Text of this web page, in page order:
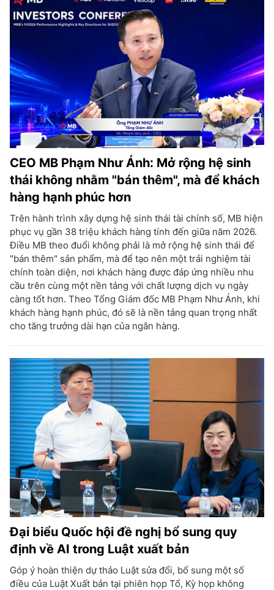
CEO MB Phạm Như Ánh: Mở rộng hệ sinh
thái không nhằm "bán thêm", mà để khách
hàng hạnh phúc hơn
Trên hành trình xây dựng hệ sinh thái tài chính số, MB hiện
phục vụ gần 38 triệu khách hàng tính đến giữa năm 2026.
Điều MB theo đuổi không phải là mở rộng hệ sinh thái để
"bán thêm" sản phẩm, mà để tạo nên một trải nghiệm tài
chính toàn diện, nơi khách hàng được đáp ứng nhiều nhu
cầu trên cùng một nền tảng với chất lượng dịch vụ ngày
càng tốt hơn. Theo Tổng Giám đốc MB Phạm Như Ánh, khi
khách hàng hạnh phúc, đó sẽ là nền tảng quan trọng nhất
cho tăng trưởng dài hạn của ngân hàng.
Đại biểu Quốc hội đề nghị bổ sung quy
định về AI trong Luật xuất bản
Góp ý hoàn thiện dự thảo Luật sửa đổi, bổ sung một số
điều của Luật Xuất bản tại phiên họp Tổ, Kỳ họp không